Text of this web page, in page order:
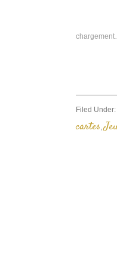
Filed Under:
cartes,